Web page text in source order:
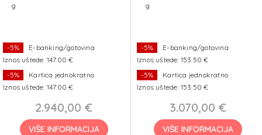
g
-5%
E-banking/gotovina
Iznos uštede: 147.00 €
-5%
Kartica jednokratno
Iznos uštede: 147.00 €
2.940,00 €
VIŠE INFORMACIJA
g
-5%
E-banking/gotovina
Iznos uštede: 153.50 €
-5%
Kartica jednokratno
Iznos uštede: 153.50 €
3.070,00 €
VIŠE INFORMACIJA